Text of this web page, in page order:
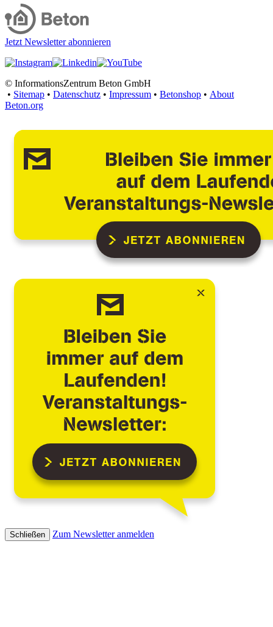
Jetzt Newsletter abonnieren
© InformationsZentrum Beton GmbH
• Sitemap • Datenschutz • Impressum • Betonshop • About
Beton.org
Schließen Zum Newsletter anmelden